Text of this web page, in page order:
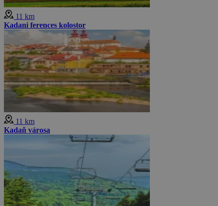
11 km
Kadani ferences kolostor
11 km
Kadaň városa